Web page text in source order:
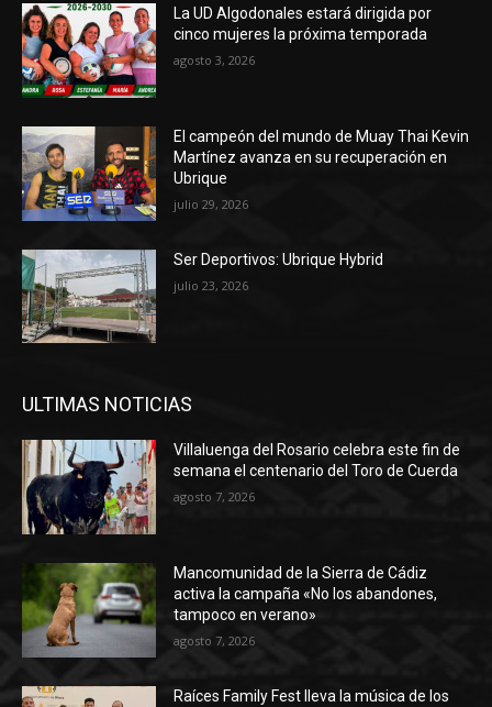
La UD Algodonales estará dirigida por
cinco mujeres la próxima temporada
agosto 3, 2026
El campeón del mundo de Muay Thai Kevin
Martínez avanza en su recuperación en
Ubrique
julio 29, 2026
Ser Deportivos: Ubrique Hybrid
julio 23, 2026
ULTIMAS NOTICIAS
Villaluenga del Rosario celebra este fin de
semana el centenario del Toro de Cuerda
agosto 7, 2026
Mancomunidad de la Sierra de Cádiz
activa la campaña «No los abandones,
tampoco en verano»
agosto 7, 2026
Raíces Family Fest lleva la música de los